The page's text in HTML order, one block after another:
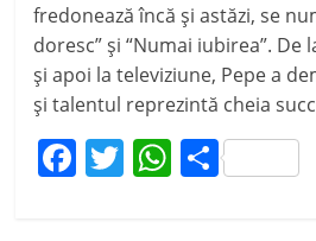
fredonează încă și astăzi, se
doresc” și “Numai iubirea”. De
și apoi la televiziune, Pepe a
și talentul reprezintă cheia
F T W P